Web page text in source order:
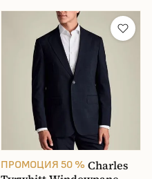
ПРОМОЦИЯ 50 % Charles